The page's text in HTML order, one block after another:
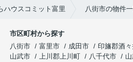
ハウスコミット富里 八街市の物件
市区町村から探す
八街市
富里市 成田市 印旛郡酒
山武市
上川郡上川町 八千代市